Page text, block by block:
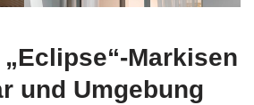
Markisen
und Umgebung